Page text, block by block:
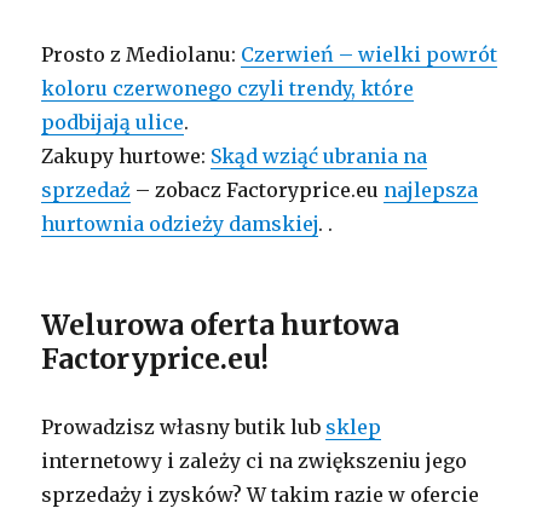
Prosto z Mediolanu: Czerwień – wielki powrót
koloru czerwonego czyli trendy, które
podbijają ulice.
Zakupy hurtowe: Skąd wziąć ubrania na
sprzedaż – zobacz Factoryprice.eu najlepsza
hurtownia odzieży damskiej. .
Welurowa oferta hurtowa
Factoryprice.eu!
Prowadzisz własny butik lub sklep
internetowy i zależy ci na zwiększeniu jego
sprzedaży i zysków? W takim razie w ofercie